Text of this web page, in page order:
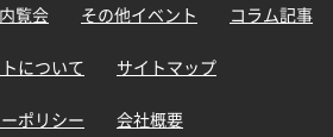
覧会 その他イベント コラム記事
について サイトマップ
ポリシー 会社概要